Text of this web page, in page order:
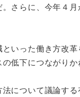
さらに、今年４
いった働き方改
低下につながりか
について議論す